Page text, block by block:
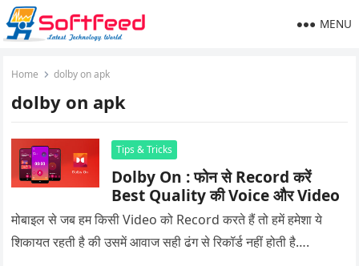
MENU
Home dolby on apk
dolby on apk
Tips & Tricks
Dolby On : फोन से Record करें
Best Quality की Voice और Video
मोबाइल से जब हम किसी Video को Record करते हैं तो हमें हमेशा ये
शिकायत रहती है की उसमें आवाज सही ढंग से रिकॉर्ड नहीं होती है….